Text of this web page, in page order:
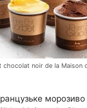
chocolat noir de la Maison
морозиво